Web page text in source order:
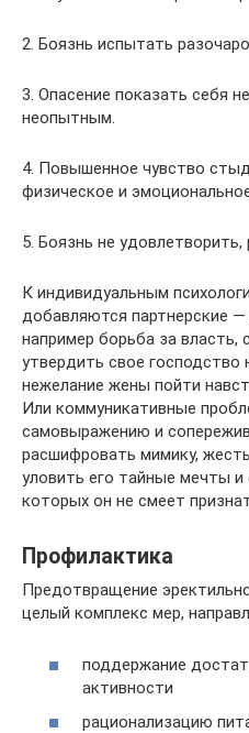
2. Боязнь испытать
3. Опасение показать себя
неопытным.
4. Повышенное чувство
физическое и
5. Боязнь не
К индивидуальным
добавляются партнерские
например борьба за власть,
утвердить свое
нежелание жены пойти
Или коммуникативные
самовыражению и
расшифровать мимику,
уловить его тайные мечты и
которых он не смеет
Профилактика
Предотвращение
целый комплекс мер,
поддержание
активности
рационализацию